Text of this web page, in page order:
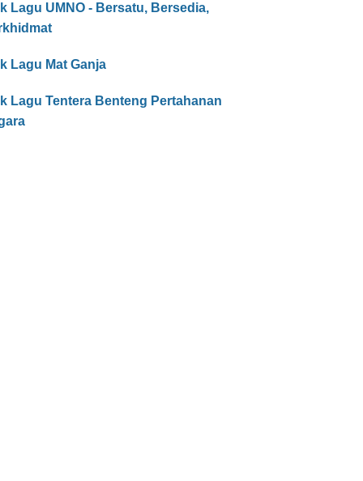
Lagu UMNO - Bersatu, Bersedia,
Lagu Mat Ganja
Lagu Tentera Benteng Pertahanan